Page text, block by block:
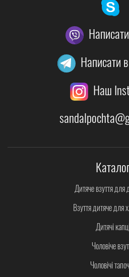
Написати
Наш
Дитяче взуття для
Взуття дитяче для
Дитячі
Чоловіче
Чоловічі